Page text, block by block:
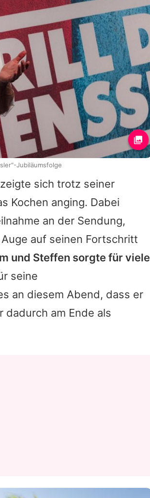
sich trotz seiner
Kochen anging. Dabei
an der Sendung,
auf seinen Fortschritt
und Steffen sorgte für viele
seine
an diesem Abend, dass er
dadurch am Ende als
Jubiläumsfolge